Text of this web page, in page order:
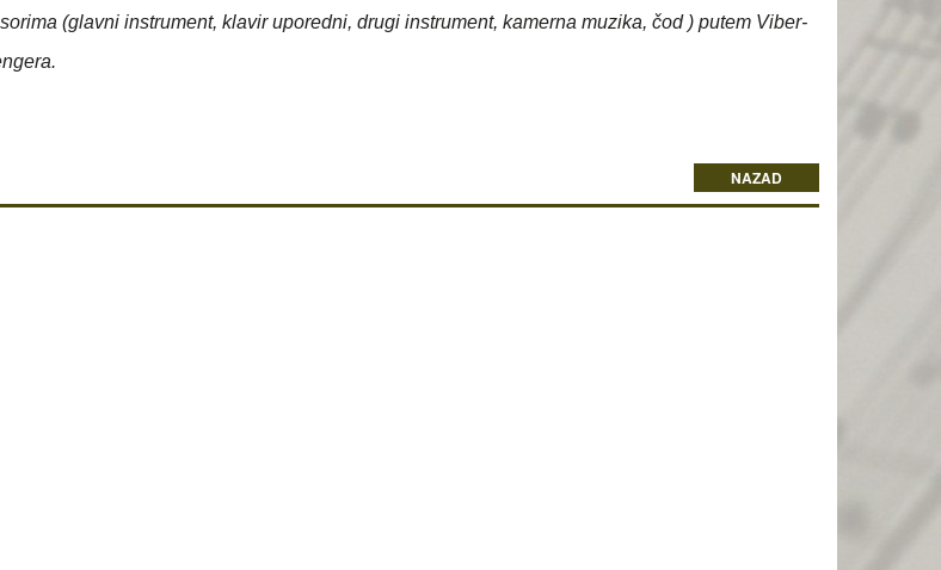
(glavni instrument, klavir uporedni, drugi instrument, kamerna muzika, čod ) putem Viber-
NAZAD